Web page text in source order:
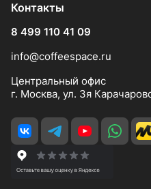
Контакты
8 499 110 41 09
info@coffeespace.ru
Центральный офис
г. Москва, ул. 3я